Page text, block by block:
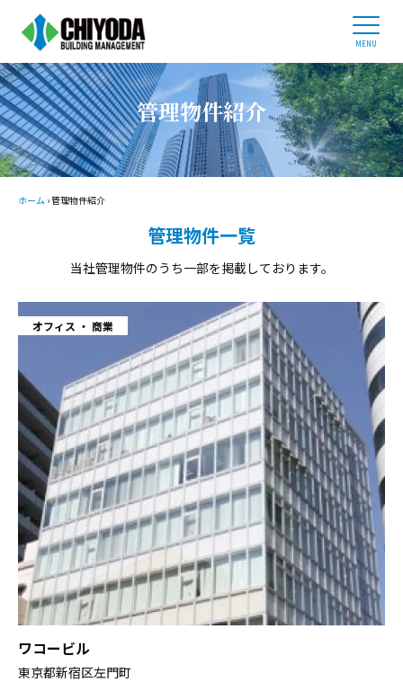
ホーム
ビルオーナー様へ
企業情報
事業内容
管理物件紹介
採用情報
03-3434-0686
平日 9:00 - 17:30
お問い合わせ
閉じる
管理物件紹介
ホーム ›管理物件紹介
管理物件一覧
当社管理物件のうち一部を掲載しております。
オフィス 商業
ワコービル
東京都新宿区左門町